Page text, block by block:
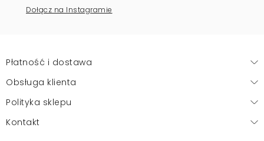
Dołącz na Instagramie
Płatność i dostawa
Obsługa klienta
Polityka sklepu
Kontakt